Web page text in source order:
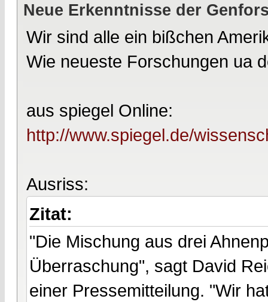
Neue Erkenntnisse der
Wir sind alle ein bißchen
Wie neueste Forschungen ua
aus spiegel Online:
http://www.spiegel.de/
Ausriss:
Zitat:
"Die Mischung aus drei
Überraschung", sagt David
einer Pressemitteilung. "Wir